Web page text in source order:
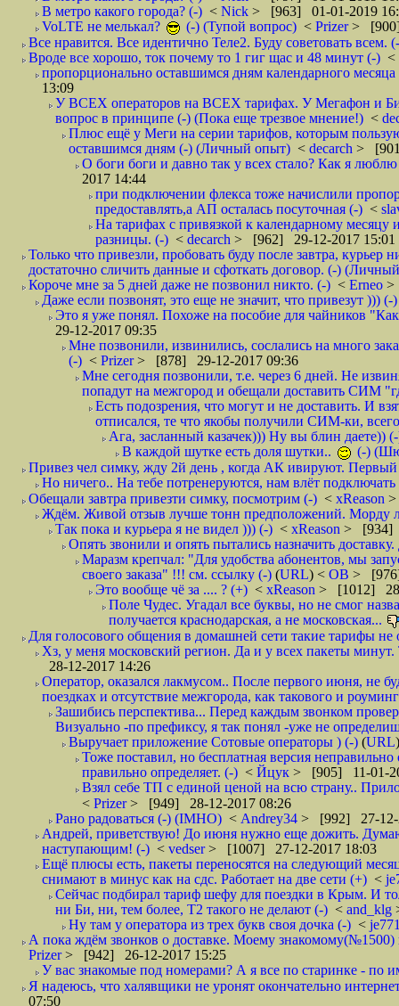
В метро какого города? (-) < Nick > [963] 01-01-2019
VoLTE не мелькал?
(-) (Тупой вопрос) < Prizer>
Все нравится. Все идентично Теле2. Буду советовать всем.
Вроде все хорошо, ток почему то 1 гиг щас и 48 минут (-) <
пропорционально оставшимся дням календарного
13:09
У ВСЕХ операторов на ВСЕХ тарифах. У Мегафон и Би
вопрос в принципе (-) (Пока еще трезвое мнение!) <
Плюс ещё у Меги на серии тарифов, которым
оставшимся дням (-) (Личный опыт) < decarch >
О боги боги и давно так у всех стало? Как я
2017 14:44
при подключении флекса тоже начислили
предоставлять,а АП осталась посуточная (-) <
На тарифах с привязкой к календарному
разницы. (-) < decarch > [962] 29-12-2017 15:01
Только что привезли, пробовать буду после завтра,
достаточно сличить данные и сфоткать договор. (-)
Короче мне за 5 дней даже не позвонил никто. (-) < Erneo >
Даже если позвонят, это еще не значит, что привезут ))) (-)
Это я уже понял. Похоже на пособие для чайников
29-12-2017 09:35
Мне позвонили, извинились, сослались на много
(-) < Prizer> [878] 29-12-2017 09:36
Мне сегодня позвонили, т.е. через 6 дней. Не
попадут на межгород и обещали доставить СИМ
Есть подозрения, что могут и не доставить. И
отписался, те что якобы получили СИМ-ки,
Ага, засланный казачек))) Ну вы блин даете))
В каждой шутке есть доля шутки..
(-)
Привез чел симку, жду 2й день , когда АК ивируют. Первый
Но ничего.. На тебе потренеруются, нам влёт подключать
Обещали завтра привезти симку, посмотрим (-) < xReason
Ждём. Живой отзыв лучше тонн предположений. Морду
Так пока и курьера я не видел ))) (-) < xReason > [934]
Опять звонили и опять пытались назначить
Маразм крепчал: "Для удобства абонентов, мы
своего заказа" !!! см. ссылку (-) (URL) < ОВ >
Это вообще чё за .... ? (+) < xReason > [1012]
Поле Чудес. Угадал все буквы, но не смог
получается краснодарская, а не московская...
Для голосового общения в домашней сети такие тарифы не
Хз, у меня московский регион. Да и у всех пакеты
28-12-2017 14:26
Оператор, оказался лакмусом.. После первого июня, не
поездках и отсутствие межгорода, как такового и
Зашибись перспектива... Перед каждым звонком
Визуально -по префиксу, я так понял -уже не
Выручает приложение Сотовые операторы ) (-) (URL
Тоже поставил, но бесплатная версия
правильно определяет. (-) < Йцук > [905] 11-01-
Взял себе ТП с единой ценой на всю страну..
< Prizer> [949] 28-12-2017 08:26
Рано радоваться (-) (IMHO) < Andrey34 > [992] 27-12-
Андрей, приветствую! До июня нужно еще дожить.
наступающим! (-) < vedser> [1007] 27-12-2017 18:03
Ещё плюсы есть, пакеты переносятся на следующий
снимают в минус как на сдс. Работает на две сети (+) <
Сейчас подбирал тариф шефу для поездки в Крым. И
ни Би, ни, тем более, Т2 такого не делают (-) < and_klg
Ну там у оператора из трех букв своя дочка (-) <
А пока ждём звонков о доставке. Моему знакомому(№1500)
Prizer> [942] 26-12-2017 15:25
У вас знакомые под номерами? А я все по старинке - по
Я надеюсь, что халявщики не уронят окончательно
07:50